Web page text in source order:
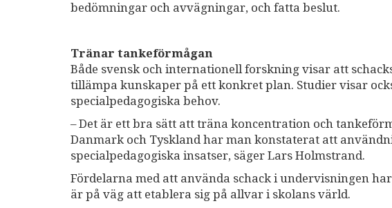
bedömningar och avvägningar, och fatta beslut.
Tränar tankeförmågan
Både svensk och internationell forskning visar att
tillämpa kunskaper på ett konkret plan. Studier visar
specialpedagogiska behov.
– Det är ett bra sätt att träna koncentration och
Danmark och Tyskland har man konstaterat att
specialpedagogiska insatser, säger Lars Holmstrand.
Fördelarna med att använda schack i undervisningen
är på väg att etablera sig på allvar i skolans värld.